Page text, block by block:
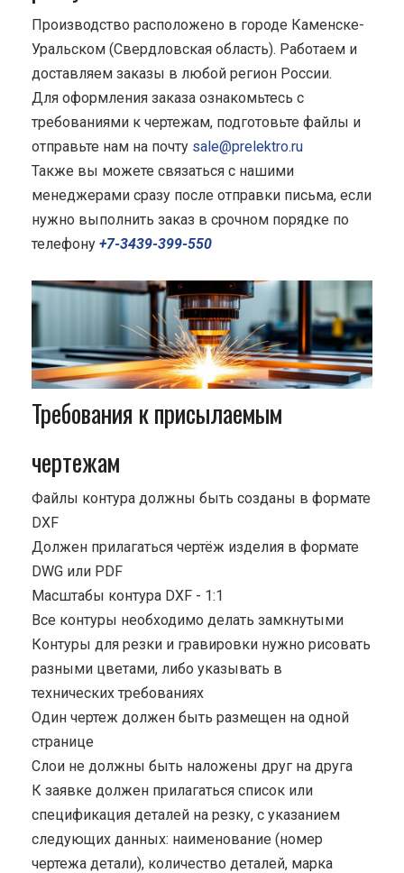
Производство расположено в городе Каменске-
Уральском (Свердловская область). Работаем и
доставляем заказы в любой регион России.
Для оформления заказа ознакомьтесь с
требованиями к чертежам, подготовьте файлы и
отправьте нам на почту sale@prelektro.ru
Также вы можете связаться с нашими
менеджерами сразу после отправки письма, если
нужно выполнить заказ в срочном порядке по
телефону +7-3439-399-550
Требования к присылаемым
чертежам
Файлы контура должны быть созданы в формате
DXF
Должен прилагаться чертёж изделия в формате
DWG или PDF
Масштабы контура DXF - 1:1
Все контуры необходимо делать замкнутыми
Контуры для резки и гравировки нужно рисовать
разными цветами, либо указывать в
технических требованиях
Один чертеж должен быть размещен на одной
странице
Cлои не должны быть наложены друг на друга
К заявке должен прилагаться список или
спецификация деталей на резку, с указанием
следующих данных: наименование (номер
чертежа детали), количество деталей, марка